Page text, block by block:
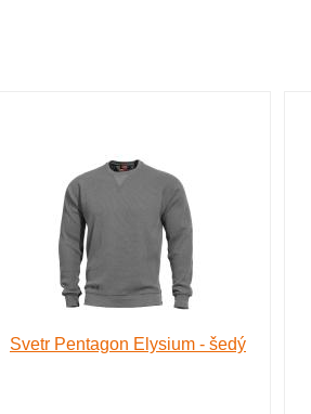
Svetr Pentagon Elysium - šedý